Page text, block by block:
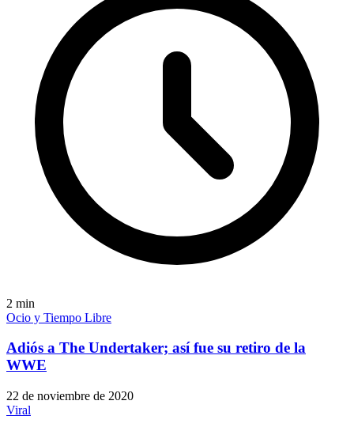
2 min
Ocio y Tiempo Libre
Adiós a The Undertaker; así fue su retiro de la
WWE
22 de noviembre de 2020
Viral